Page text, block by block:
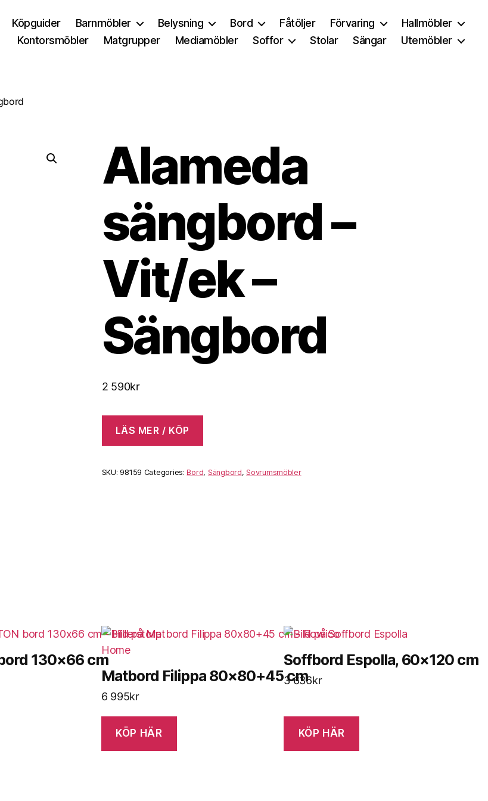
Köpguider Barnmöbler Belysning Bord Fåtöljer Förvaring
Hallmöbler
Kontorsmöbler
Matgrupper Mediamöbler Soffor Stolar Sängar Utemöbler
Alameda
sängbord –
Vit/ek –
Sängbord
2 590kr
LÄS MER / KÖP
SKU: 98159 Categories:Bord, Sängbord,Sovrumsmöbler
130×66 cm
Matbord Filippa 80×80+45 cm
6 995kr
KÖP HÄR
Soffbord Espolla, 60×120 cm
3 636kr
KÖP HÄR